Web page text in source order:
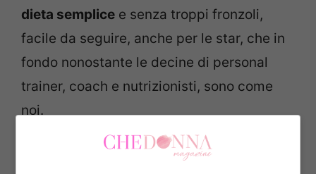
dieta semplice e senza troppi fronzoli,
facile da seguire, anche per le star, che in
fondo nonostante le decine di personal
trainer, coach e nutrizionisti, sono come
noi.
Un regime alimentare che non si basa sui